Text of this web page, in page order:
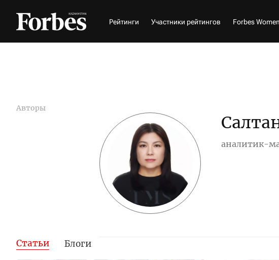
Рейтинги Участники рейтингов Forbes Women
Авторы
аналитик-
Статьи Блоги